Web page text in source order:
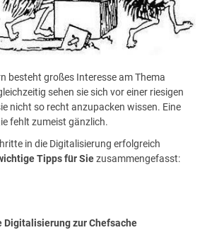
besteht großes Interesse am Thema
sehen sie sich vor einer riesigen
nicht so recht anzupacken wissen. Eine
fehlt zumeist gänzlich.
in die Digitalisierung erfolgreich
Tipps für Siezusammengefasst:
Digitalisierung zur Chefsache